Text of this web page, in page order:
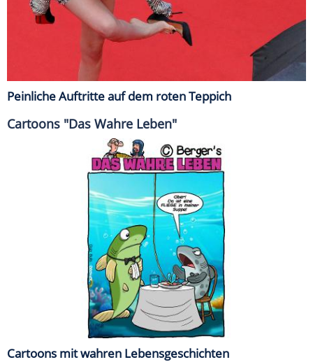
Peinliche Auftritte auf dem roten Teppich
Cartoons "Das Wahre Leben"
Cartoons mit wahren Lebensgeschichten